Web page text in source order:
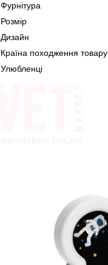
Фурнітура
Розмір
Дизайн
Країна походження товару
Улюбленці